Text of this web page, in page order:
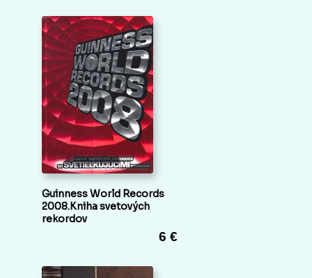
Guinness World Records
2008.Kniha svetových
rekordov
6 €